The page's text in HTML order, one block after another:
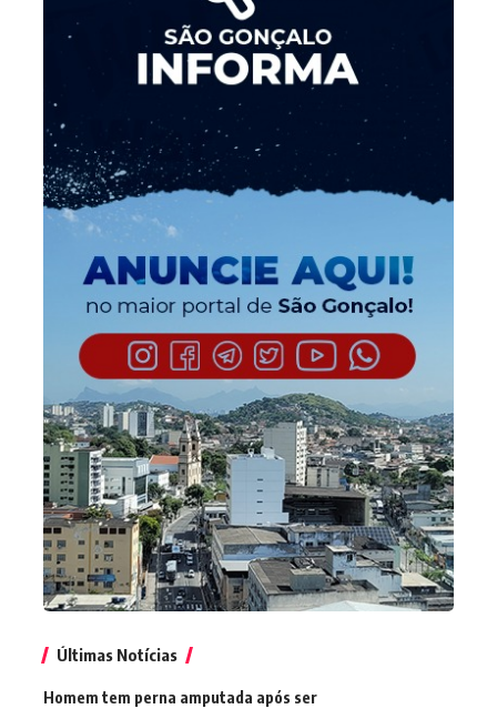
Últimas Notícias
Homem tem perna amputada após ser